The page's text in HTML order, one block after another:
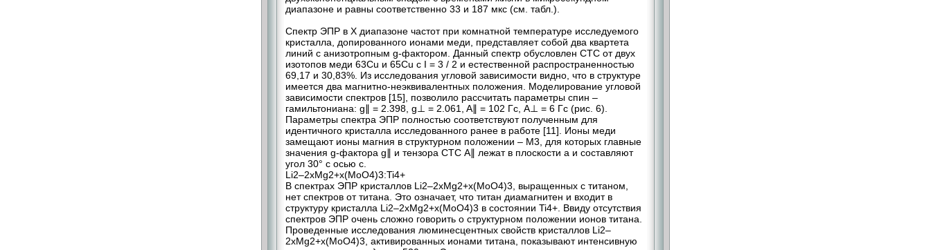
диапазоне и равны соответственно 33 и 187 мкс (см. табл.).
Спектр ЭПР в X диапазоне частот при комнатной температуре исследуемого
кристалла, допированного ионами меди, представляет собой два квартета
линий с анизотропным g-фактором. Данный спектр обусловлен СТС от двух
изотопов меди 63Сu и 65Сu с I = 3 / 2 и естественной распространенностью
69,17 и 30,83%. Из исследования угловой зависимости видно, что в структуре
имеется два магнитно-неэквивалентных положения. Моделирование угловой
зависимости спектров [15], позволило рассчитать параметры спин – ​
гамильтониана: g∥ = 2.398, g⊥ = 2.061, A∥ = 102 Гc, А⊥ = 6 Гс (рис. 6).
Параметры спектра ЭПР полностью соответствуют полученным для
идентичного кристалла исследованного ранее в работе [11]. Ионы меди
замещают ионы магния в структурном положении – ​M3, для которых главные
значения g-фактора g∥ и тензора СТС A∥ лежат в плоскости а и составляют
угол 30° с осью с.
Li2–2xMg2+x(MoO4)3:Ti4+
В спектрах ЭПР кристаллов Li2–2xMg2+x(MoO4)3, выращенных с титаном,
нет спектров от титана. Это означает, что титан диамагнитен и входит в
структуру кристалла Li2–2xMg2+x(MoO4)3 в состоянии Ti4+. Ввиду отсутствия
спектров ЭПР очень сложно говорить о структурном положении ионов титана.
Проведенные исследования люминесцентных свойств кристаллов Li2–
2xMg2+x(MoO4)3, активированных ионами титана, показывают интенсивную